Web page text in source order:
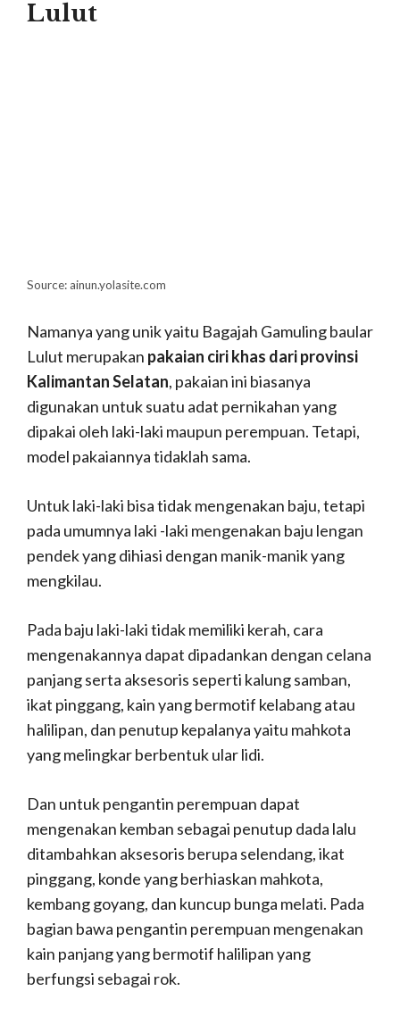
Lulut
Source: ainun.yolasite.com
Namanya yang unik yaitu Bagajah Gamuling baular
Lulut merupakan pakaian ciri khas dari provinsi
Kalimantan Selatan, pakaian ini biasanya
digunakan untuk suatu adat pernikahan yang
dipakai oleh laki-laki maupun perempuan. Tetapi,
model pakaiannya tidaklah sama.
Untuk laki-laki bisa tidak mengenakan baju, tetapi
pada umumnya laki -laki mengenakan baju lengan
pendek yang dihiasi dengan manik-manik yang
mengkilau.
Pada baju laki-laki tidak memiliki kerah, cara
mengenakannya dapat dipadankan dengan celana
panjang serta aksesoris seperti kalung samban,
ikat pinggang, kain yang bermotif kelabang atau
halilipan, dan penutup kepalanya yaitu mahkota
yang melingkar berbentuk ular lidi.
Dan untuk pengantin perempuan dapat
mengenakan kemban sebagai penutup dada lalu
ditambahkan aksesoris berupa selendang, ikat
pinggang, konde yang berhiaskan mahkota,
kembang goyang, dan kuncup bunga melati. Pada
bagian bawa pengantin perempuan mengenakan
kain panjang yang bermotif halilipan yang
berfungsi sebagai rok.